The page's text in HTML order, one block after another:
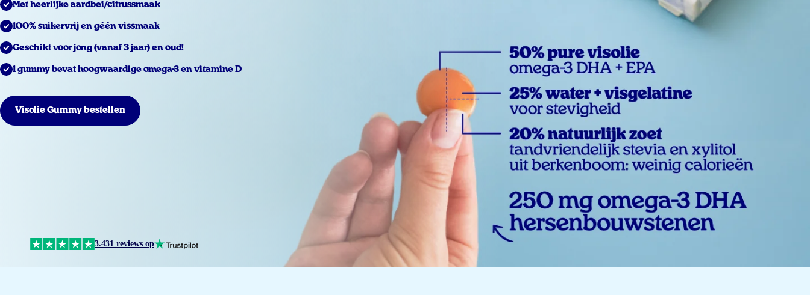
Met heerlijke aardbei/citrussmaak
100% suikervrij en géén vissmaak
Geschikt voor jong (vanaf 3 jaar) en oud!
1 gummy bevat hoogwaardige omega-3 en vitamine D
Visolie Gummy bestellen
3.431 reviews op